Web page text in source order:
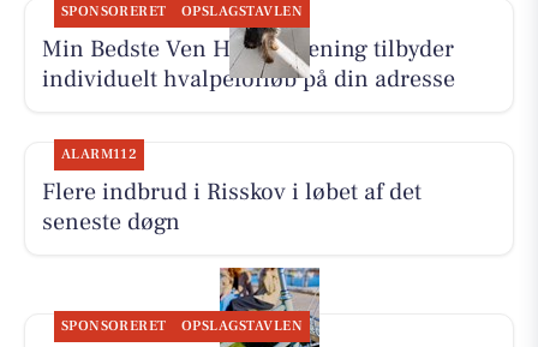
SPONSORERET OPSLAGSTAVLEN
Min Bedste Ven Hundetræning tilbyder
individuelt hvalpeforløb på din adresse
ALARM112
Flere indbrud i Risskov i løbet af det
seneste døgn
SPONSORERET OPSLAGSTAVLEN